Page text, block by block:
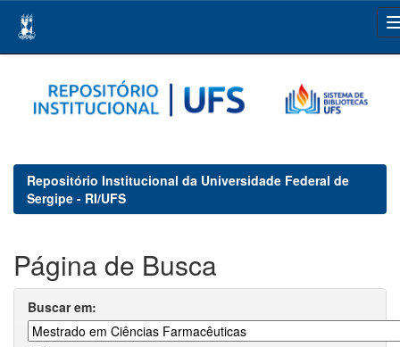
navigation
Repositório Institucional da Universidade Federal de
Sergipe - RI/UFS
Página de Busca
Buscar em: